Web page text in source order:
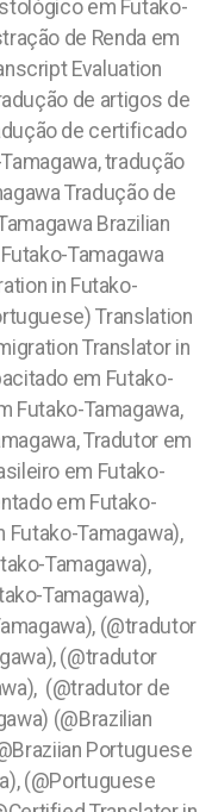
em Futako-
de Renda em
Evaluation
de artigos de
de certificado
tradução
Tradução de
Brazilian
Tamagawa
in Futako-
Translation
Translator in
em Futako-
Futako-Tamagawa,
Tradutor em
em Futako-
em Futako-
Futako-Tamagawa),
Tamagawa),
Tamagawa),
(@tradutor
(@tradutor
(@tradutor de
(@Brazilian
Portuguese
(@Portuguese